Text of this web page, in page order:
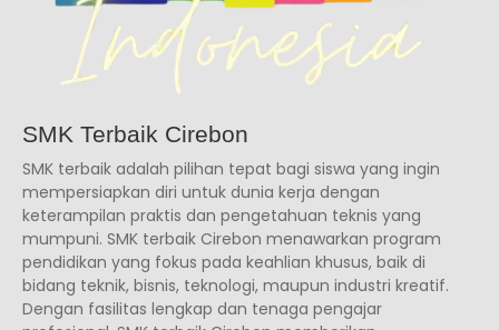
SMK Terbaik Cirebon
SMK terbaik adalah pilihan tepat bagi siswa yang ingin
mempersiapkan diri untuk dunia kerja dengan
keterampilan praktis dan pengetahuan teknis yang
mumpuni. SMK terbaik Cirebon menawarkan program
pendidikan yang fokus pada keahlian khusus, baik di
bidang teknik, bisnis, teknologi, maupun industri kreatif.
Dengan fasilitas lengkap dan tenaga pengajar